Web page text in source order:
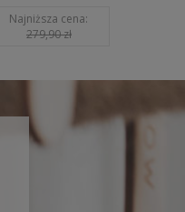
Najniższa cena:
279,90 zł